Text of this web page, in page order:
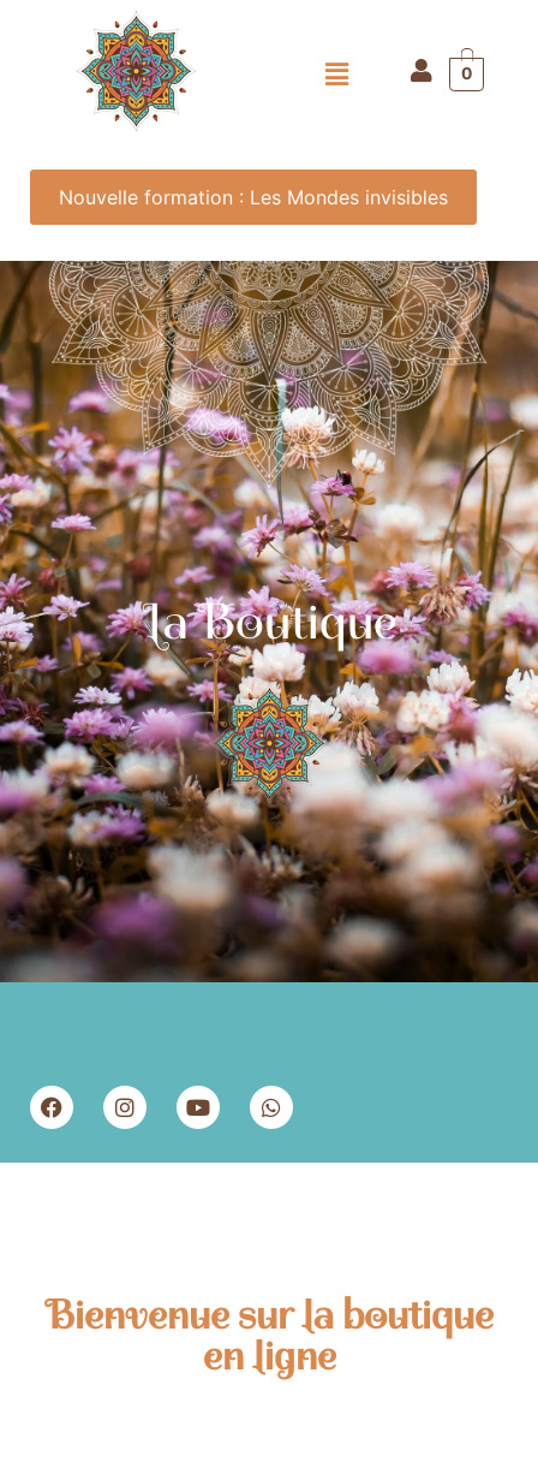
0
Nouvelle formation : Les Mondes invisibles
La Boutique
Bienvenue sur la boutique
en ligne